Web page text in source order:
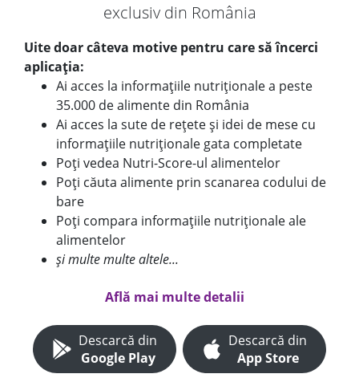
exclusiv din România
Uite doar câteva motive pentru care să încerci
aplicația:
Ai acces la informațiile nutriționale a peste
35.000 de alimente din România
Ai acces la sute de rețete și idei de mese cu
informațiile nutriționale gata completate
Poți vedea Nutri-Score-ul alimentelor
Poți căuta alimente prin scanarea codului de
bare
Poți compara informațiile nutriționale ale
alimentelor
și multe multe altele...
Află mai multe detalii
Descarcă din
Google Play
Descarcă din
App Store